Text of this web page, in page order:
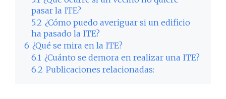
pasar la ITE?
5.2 ¿Cómo puedo averiguar si un edificio
ha pasado la ITE?
6 ¿Qué se mira en la ITE?
6.1 ¿Cuánto se demora en realizar una ITE?
6.2 Publicaciones relacionadas: